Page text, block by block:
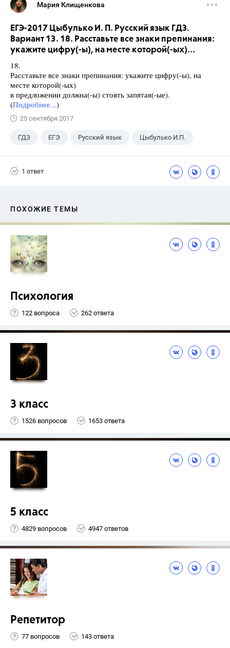
Мария Клищенкова
ЕГЭ-2017 Цыбулько И. П. Русский язык ГДЗ.
Вариант 13. 18. Расставьте все знаки препинания:
укажите цифру(-ы), на месте которой(-ых)...
18.
Расставьте все знаки препинания: укажите цифру(-ы), на
месте которой(-ых)
в предложении должна(-ы) стоять запятая(-ые).
(Подробнее...)
25 сентября 2017
ГДЗ ЕГЭ Русский язык Цыбулько И.П.
1 ответ
ПОХОЖИЕ ТЕМЫ
Психология
122 вопроса 262 ответа
3 класс
1526 вопросов 1653 ответа
5 класс
4829 вопросов 4947 ответов
Репетитор
77 вопросов 143 ответа